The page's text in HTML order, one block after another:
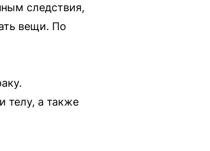
следствия,
вещи. По
телу, а также